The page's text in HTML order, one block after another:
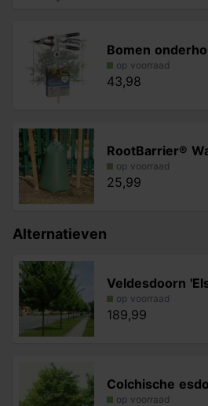
Bomen
op voorraad
43,98
RootBarrier®
op voorraad
25,99
Alternatieven
Veldesdoorn
op voorraad
189,99
Colchische
op voorraad